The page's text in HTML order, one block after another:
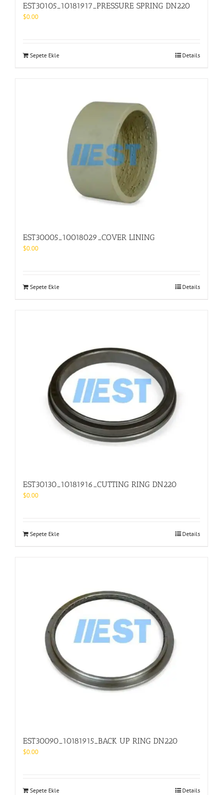
EST30105_10181917_PRESSURE SPRING DN220
$0.00
Sepete Ekle Details
EST30005_10018029_COVER LINING
$0.00
Sepete Ekle Details
EST30130_10181916_CUTTING RING DN220
$0.00
Sepete Ekle Details
EST30090_10181915_BACK UP RING DN220
$0.00
Sepete Ekle Details